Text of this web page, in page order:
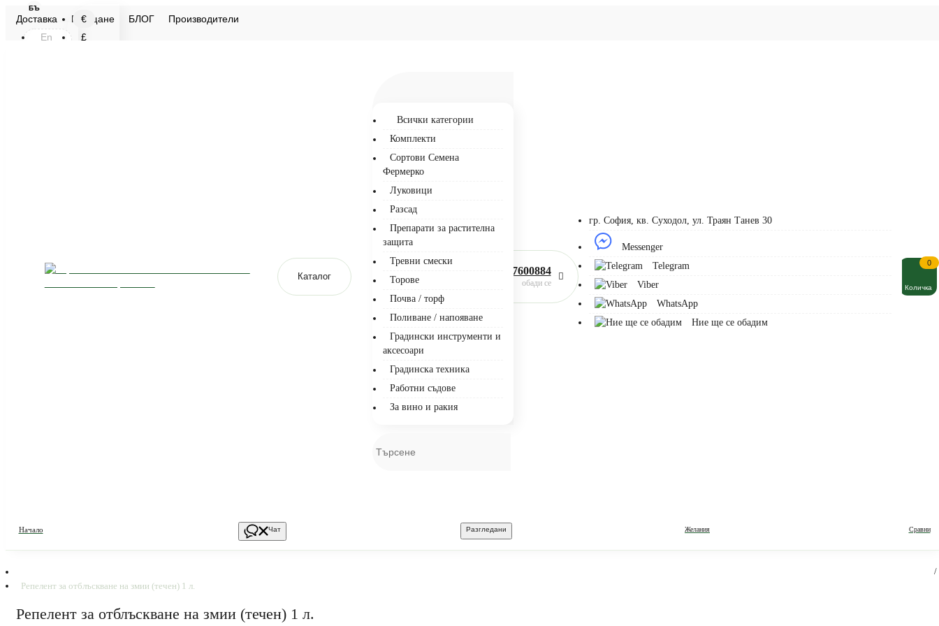
Доставка Плащане БЛОГ Производители
БЪ
En
€
£
Каталог 0877600884
обади се
гр. София, кв. Суходол, ул. Траян Танев 30
Messenger
Telegram
Viber
WhatsApp
Ние ще се обадим
Всички категории
Комплекти
Сортови Семена
Фермерко
Луковици
Разсад
Препарати за растителна
защита
Тревни смески
Торове
Почва / торф
Поливане / напояване
Градински инструменти и
аксесоари
Градинска техника
Работни съдове
За вино и ракия
0
Количка
Начало Чат Разгледани Желания Сравни
Репелент за отблъскване на змии (течен) 1 л.
Репелент за отблъскване на змии (течен) 1 л.